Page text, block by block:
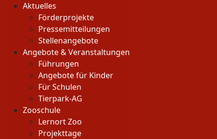
Aktuelles
Förderprojekte
Pressemitteilungen
Stellenangebote
Angebote & Veranstaltungen
Führungen
Angebote für Kinder
Für Schulen
Tierpark-AG
Zooschule
Lernort Zoo
Projekttage